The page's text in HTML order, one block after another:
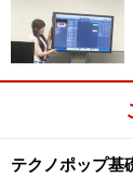
テクノポップ基